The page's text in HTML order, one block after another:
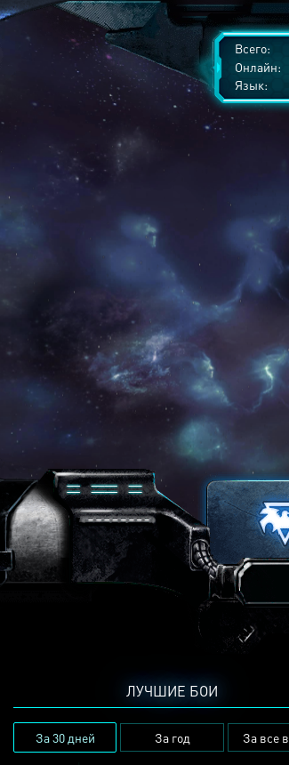
Всего:
Онлайн:
Язык:
ЛУЧШИЕ БОИ
За 30 дней За год За все